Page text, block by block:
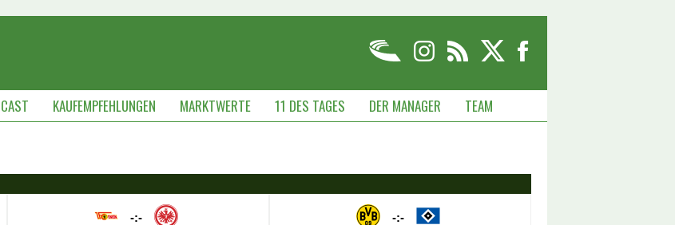
KAUFEMPFEHLUNGEN MARKTWERTE 11 DES TAGES DER MANAGER TEAM
-:- -:-